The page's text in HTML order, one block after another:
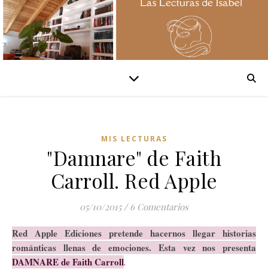
MIS LECTURAS
"Damnare" de Faith
Carroll. Red Apple
05/10/2015 / 6 Comentarios
Red Apple Ediciones pretende hacernos llegar historias
románticas llenas de emociones. Esta vez nos presenta
DAMNARE de Faith Carroll.